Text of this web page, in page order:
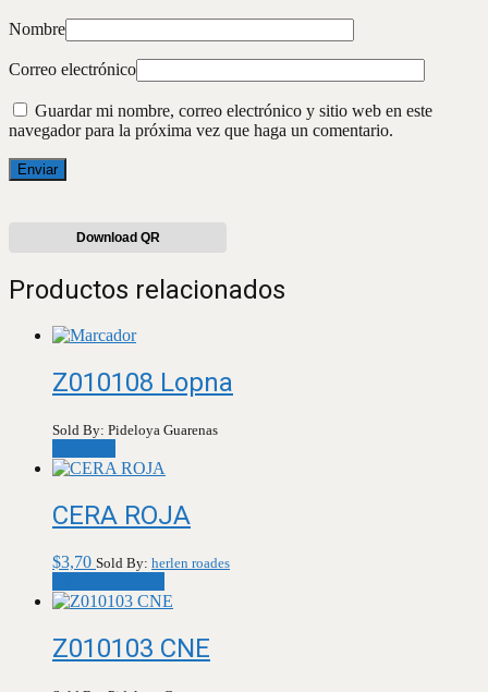
Nombre
Correo electrónico
Guardar mi nombre, correo electrónico y sitio web en este
navegador para la próxima vez que haga un comentario.
Download QR
Productos relacionados
Z010108 Lopna
Sold By: Pideloya Guarenas
CERA ROJA
$3,70 Sold By: herlen roades
Z010103 CNE